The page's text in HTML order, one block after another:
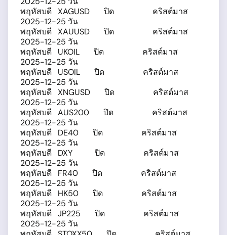
พฤหัสบดี XAGUSD ปิด คริสต์มาส
2025-12-25 วัน
พฤหัสบดี XAUUSD ปิด คริสต์มาส
2025-12-25 วัน
พฤหัสบดี UKOIL ปิด คริสต์มาส
2025-12-25 วัน
พฤหัสบดี USOIL ปิด คริสต์มาส
2025-12-25 วัน
พฤหัสบดี XNGUSD ปิด คริสต์มาส
2025-12-25 วัน
พฤหัสบดี AUS200 ปิด คริสต์มาส
2025-12-25 วัน
พฤหัสบดี DE40 ปิด คริสต์มาส
2025-12-25 วัน
พฤหัสบดี DXY ปิด คริสต์มาส
2025-12-25 วัน
พฤหัสบดี FR40 ปิด คริสต์มาส
2025-12-25 วัน
พฤหัสบดี HK50 ปิด คริสต์มาส
2025-12-25 วัน
พฤหัสบดี JP225 ปิด คริสต์มาส
2025-12-25 วัน